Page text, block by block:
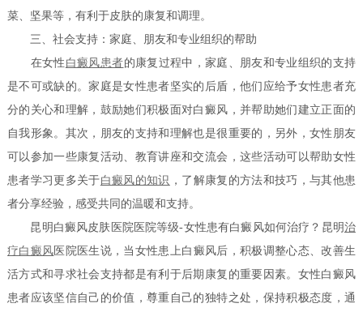
菜、坚果等，有利于皮肤的康复和调理。
三、社会支持：家庭、朋友和专业组织的帮助
在女性 白癜风患者的康复过程中，家庭、朋友和专业组织的支持
是不可或缺的。家庭是女性患者坚实的后盾，他们应给予女性患者充
分的关心和理解，鼓励她们积极面对白癜风，并帮助她们建立正面的
自我形象。其次，朋友的支持和理解也是很重要的，另外，女性朋友
可以参加一些康复活动、教育讲座和交流会，这些活动可以帮助女性
患者学习更多关于白癜风的知识 ，了解康复的方法和技巧，与其他患
者分享经验，感受共同的温暖和支持。
昆明白癜风皮肤医院医院等级-女性患有白癜风如何治疗？昆明治
疗白癜风 医院医生说，当女性患上白癜风后，积极调整心态、改善生
活方式和寻求社会支持都是有利于后期康复的重要因素。女性白癜风
患者应该坚信自己的价值，尊重自己的独特之处，保持积极态度，通